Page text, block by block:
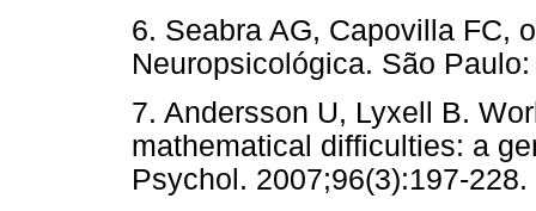
6. Seabra AG, Capovilla FC,
Neuropsicológica. São
7. Andersson U, Lyxell B.
mathematical difficulties: a
Psychol.